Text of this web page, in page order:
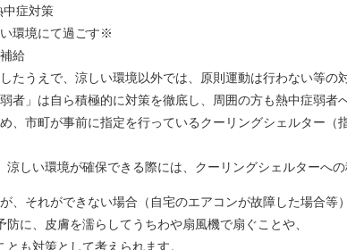
症対策
環境にて過ごす※
給
うえで、涼しい環境以外では、原則運動は行わない等の
」は自ら積極的に対策を徹底し、周囲の方も熱中症弱者
市町が事前に指定を行っているクーリングシェルター（
い環境が確保できる際には、クーリングシェルターへの
それができない場合（自宅のエアコンが故障した場合等）
、皮膚を濡らしてうちわや扇風機で扇ぐことや、
対策として考えられます。